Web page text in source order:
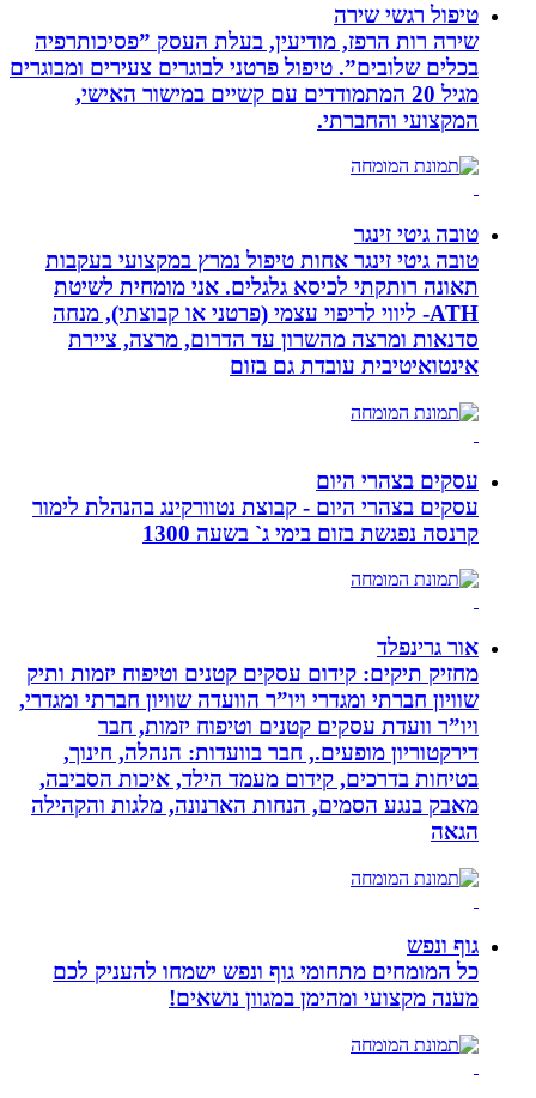
טיפול רגשי שירה
שירה רות הרפז, מודיעין, בעלת העסק ”פסיכותרפיה
בכלים שלובים”. טיפול פרטני לבוגרים צעירים ומבוגרים
מגיל 20 המתמודדים עם קשיים במישור האישי,
המקצועי והחברתי.
טובה גיטי זינגר
טובה גיטי זינגר אחות טיפול נמרץ במקצועי בעקבות
תאונה רותקתי לכיסא גלגלים. אני מומחית לשיטת
ATH- ליווי לריפוי עצמי (פרטני או קבוצתי), מנחה
סדנאות ומרצה מהשרון עד הדרום, מרצה, ציירת
אינטואיטיבית עובדת גם בזום
עסקים בצהרי היום
עסקים בצהרי היום - קבוצת נטוורקינג בהנהלת לימור
קרנסה נפגשת בזום בימי ג` בשעה 1300
אור גרינפלד
מחזיק תיקים: קידום עסקים קטנים וטיפוח יזמות ותיק
שוויון חברתי ומגדרי ויו”ר הוועדה שוויון חברתי ומגדרי,
ויו”ר וועדת עסקים קטנים וטיפוח יזמות, חבר
דירקטוריון מופעים., חבר בוועדות: הנהלה, חינוך,
בטיחות בדרכים, קידום מעמד הילד, איכות הסביבה,
מאבק בנגע הסמים, הנחות הארנונה, מלגות והקהילה
הגאה
גוף ונפש
כל המומחים מתחומי גוף ונפש ישמחו להעניק לכם
מענה מקצועי ומהימן במגוון נושאים!